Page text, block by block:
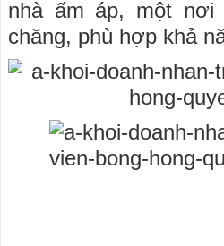
nhà ấm áp, một
chăng, phù hợp khả